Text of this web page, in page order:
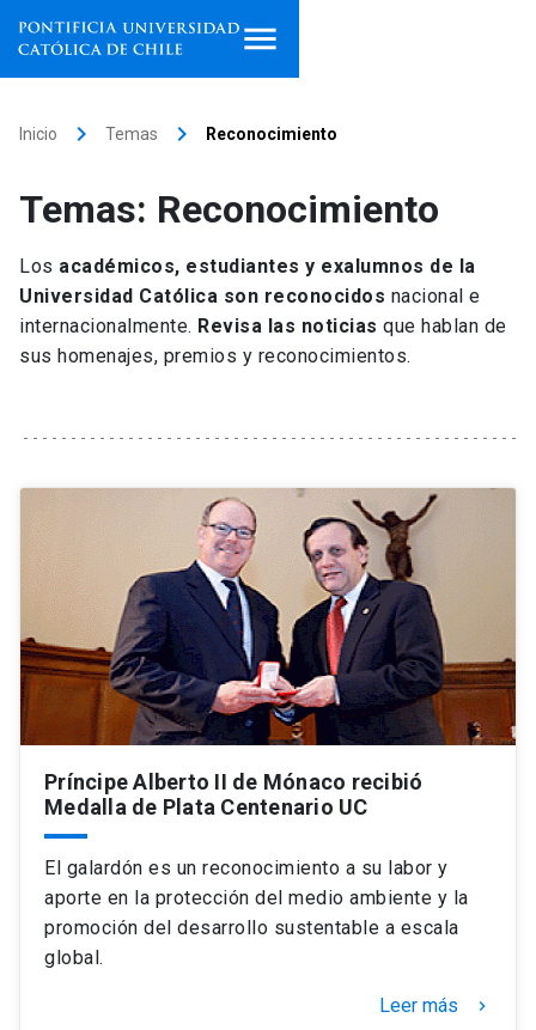
Facultades, escuelas e
institutos
Investigación
Extensión
Vinculación
Universidad
Información para keyboard_arrow_down
Futuros estudiantes
Estudiantes
Académicos
Alumni launch
Padres y familia
Go to english site launch
ACCESOS DIRECTOS
Admisión launch
Mi Cuenta UC
launch
Mi Portal UC launch
Inicio keyboard_arrow_right Temas keyboard_arrow_right Reconocimiento
Temas: Reconocimiento
Los académicos, estudiantes y exalumnos de la
Universidad Católica son reconocidos nacional e
internacionalmente. Revisa las noticias que hablan de
sus homenajes, premios y reconocimientos.
Príncipe Alberto II de Mónaco recibió
Medalla de Plata Centenario UC
El galardón es un reconocimiento a su labor y
aporte en la protección del medio ambiente y la
promoción del desarrollo sustentable a escala
global.
Leer más keyboard_arrow_right